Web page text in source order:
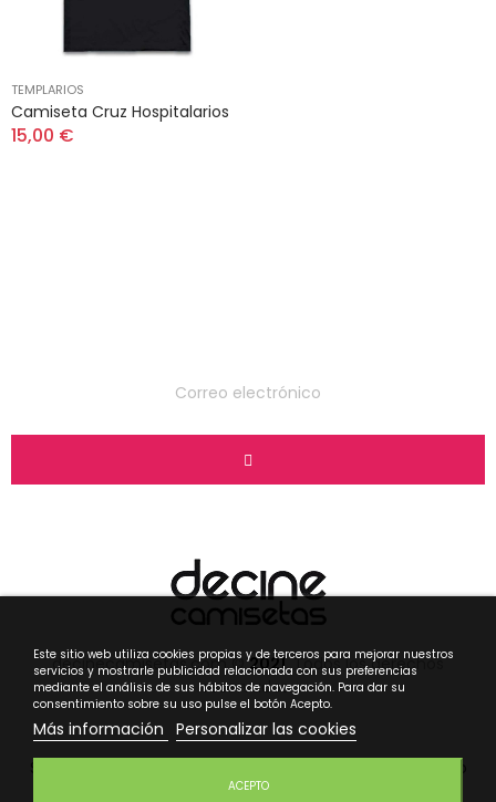
TEMPLARIOS
Camiseta Cruz Hospitalarios
15,00 €
Este sitio web utiliza cookies propias y de terceros para mejorar nuestros
servicios y mostrarle publicidad relacionada con sus preferencias
mediante el análisis de sus hábitos de navegación. Para dar su
consentimiento sobre su uso pulse el botón Acepto.
Más información Personalizar las cookies
ACEPTO
decinecamisetas.com ©2021. Todos los derechos
reservados.